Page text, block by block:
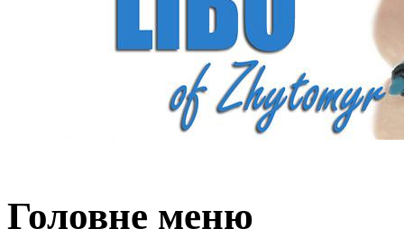
Головне меню